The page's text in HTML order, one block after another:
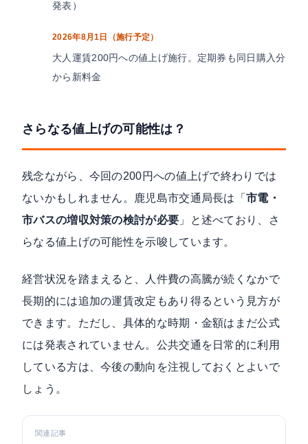
発表）
2026年8月1日（施行予定）
大人運賃200円への値上げ施行。定期券も同日購入分
から新料金
さらなる値上げの可能性は？
残念ながら、今回の200円への値上げで終わりでは
ないかもしれません。鹿児島市交通局長は「市電・
市バスの増収対策の検討が必要 」と述べており、さ
らなる値上げの可能性を示唆しています。
経営状況を踏まえると、人件費の高騰が続くなかで
長期的には追加の運賃改定もあり得るという見方が
できます。ただし、具体的な時期・金額はまだ公式
には発表されていません。公共交通を日常的に利用
している方は、今後の動向を注視しておくとよいで
しょう。
関連記事